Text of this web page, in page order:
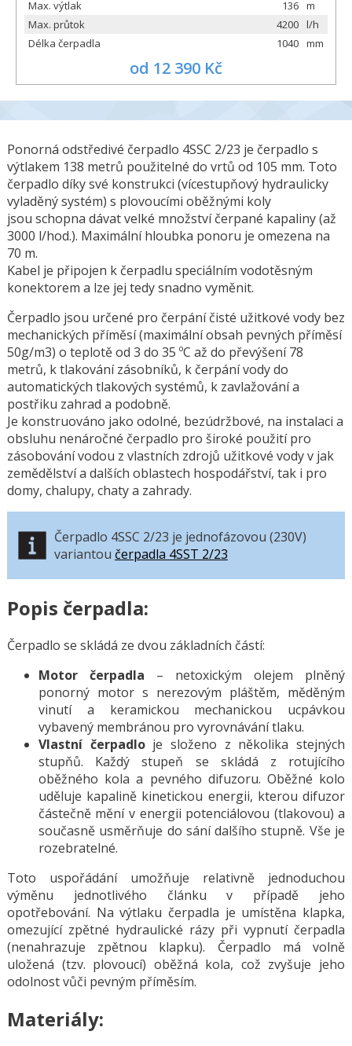
Max. výtlak 136 m
Max. průtok
4200 l/h
Délka čerpadla
1040 mm
od 12 390 Kč
Ponorná odstředivé čerpadlo 4SSC 2/23 je čerpadlo s
výtlakem 138 metrů použitelné do vrtů od 105 mm. Toto
čerpadlo díky své konstrukci (vícestupňový hydraulicky
vyladěný systém) s plovoucími oběžnými koly
jsou schopna dávat velké množství čerpané kapaliny (až
3000 l/hod.). Maximální hloubka ponoru je omezena na
70 m.
Kabel je připojen k čerpadlu speciálním vodotěsným
konektorem a lze jej tedy snadno vyměnit.
Čerpadlo jsou určené pro čerpání čisté užitkové vody bez
mechanických příměsí (maximální obsah pevných příměsí
50g/m3) o teplotě od 3 do 35 ºC až do převýšení 78
metrů, k tlakování zásobníků, k čerpání vody do
automatických tlakových systémů, k zavlažování a
postřiku zahrad a podobně.
Je konstruováno jako odolné, bezúdržbové, na instalaci a
obsluhu nenáročné čerpadlo pro široké použití pro
zásobování vodou z vlastních zdrojů užitkové vody v jak
zemědělství a dalších oblastech hospodářství, tak i pro
domy, chalupy, chaty a zahrady.
Čerpadlo 4SSC 2/23 je jednofázovou (230V)
variantou čerpadla 4SST 2/23
Popis čerpadla:
Čerpadlo se skládá ze dvou základních částí:
Motor čerpadla – netoxickým olejem plněný
ponorný motor s nerezovým pláštěm, měděným
vinutí a keramickou mechanickou ucpávkou
vybavený membránou pro vyrovnávání tlaku.
Vlastní čerpadloje složeno z několika stejných
stupňů. Každý stupeň se skládá z rotujícího
oběžného kola a pevného difuzoru. Oběžné kolo
uděluje kapalině kinetickou energii, kterou difuzor
částečně mění v energii potenciálovou (tlakovou) a
současně usměrňuje do sání dalšího stupně. Vše je
rozebratelné.
Toto uspořádání umožňuje relativně jednoduchou
výměnu jednotlivého článku v případě jeho
opotřebování. Na výtlaku čerpadla je umístěna klapka,
omezující zpětné hydraulické rázy při vypnutí čerpadla
(nenahrazuje zpětnou klapku). Čerpadlo má volně
uložená (tzv. plovoucí) oběžná kola, což zvyšuje jeho
odolnost vůči pevným příměsím.
Materiály: